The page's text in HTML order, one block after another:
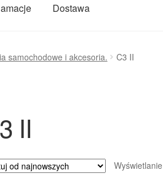
Dostawa
samochodowe i akcesoria. C3 II
II